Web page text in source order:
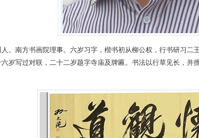
。南方书画院理事。六岁习字，楷书初从柳公权，行书研习二
岁写过对联，二十二岁题字寺庙及牌匾。书法以行草见长，并